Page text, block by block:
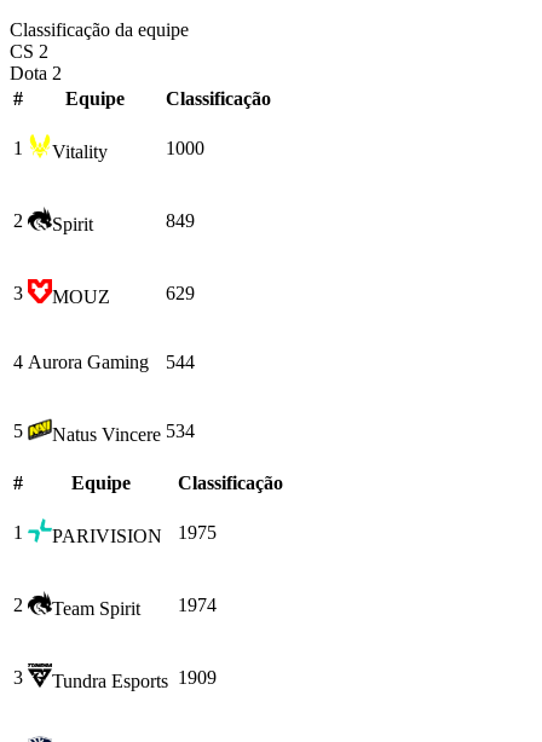
Classificação da equipe
CS 2
Dota 2
#
Equipe Сlassificação
1 Vitality 1000
2 Spirit 849
3 MOUZ 629
4 Aurora Gaming 544
5 Natus Vincere 534
# Equipe Сlassificação
1 PARIVISION 1975
2 Team Spirit 1974
3 Tundra Esports 1909